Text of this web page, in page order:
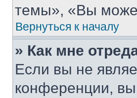
темы», «Вы
Вернуться к началу
» Как мне
Если вы не
конференции, вы